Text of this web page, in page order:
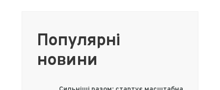
Популярні
новини